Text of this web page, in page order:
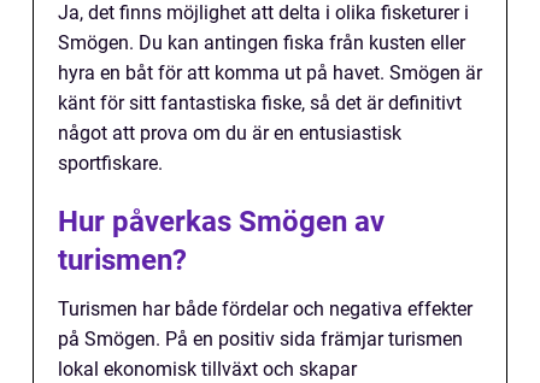
Ja, det finns möjlighet att delta i olika fisketurer i
Smögen. Du kan antingen fiska från kusten eller
hyra en båt för att komma ut på havet. Smögen är
känt för sitt fantastiska fiske, så det är definitivt
något att prova om du är en entusiastisk
sportfiskare.
Hur påverkas Smögen av
turismen?
Turismen har både fördelar och negativa effekter
på Smögen. På en positiv sida främjar turismen
lokal ekonomisk tillväxt och skapar